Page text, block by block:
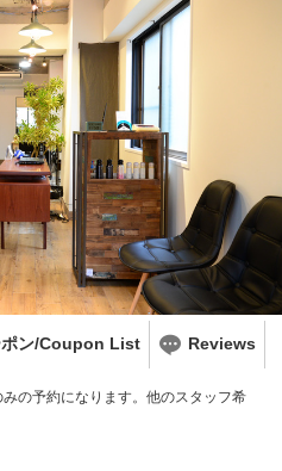
ポン/Coupon List Reviews
の予約になります。他のスタッフ希